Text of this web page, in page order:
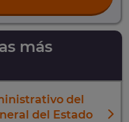
más
del
del Estado